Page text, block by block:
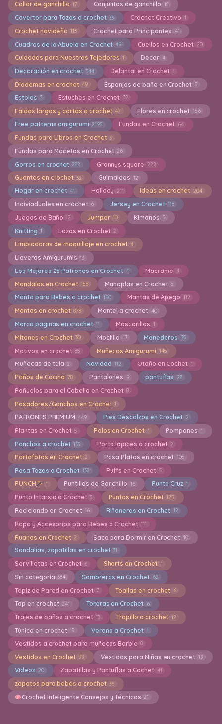
Collar de ganchillo 17 Conjuntos de ganchillo 15
Covertor para Tazas a crochet 33 Crochet Creativo 1
Crochet navideño 113 Crochet para Principantes 41
Cuadros de la Abuela en Crochet 49 Cuellos en Crochet 20
Cuidados para Nuestros Tejedores 1 Decor 4
Decoración en crochet 344 Delantal en Crochet 1
Diademas en crochet 49 Esponjas de baño en Crochet 5
Estolas 3 Estuches en Crochet 32
Faldas largas y cortas a crochet 47 Flores en crochet 156
Free patterns amigurumi 2195 Fundas en Crochet 64
Fundas para Libros en Crochet 3
Fundas para Macetas en Crochet 26
Gorros en crochet 282 Grannys square 222
Guantes en crochet 32 Guirnaldas 12
Hogar en crochet 41 Holiday 211 Ideas en crochet 204
Indiviaduales en crochet 6 Jersey en Crochet 118
Juegos de Baño 12 Jumper 10 Kimonos 5
Knitting 1 Lazos en Crochet 2
Limpiadoras de maquillaje en crochet 4
Llaveros Amigurumis 13
Los Mejores 25 Patrones en Crochet 4 Macrame 4
Mandalas en Crochet 158 Manoplas en Crochet 5
Manta para Bebes a crochet 190 Mantas de Apego 112
Mantas en crochet 878 Mantel a crochet 40
Marca paginas en crochet 11 Mascarillas 1
Mitones en Crochet 30 Mochila 17 Monederos 35
Motivos en crochet 85 Muñecas Amigurumi 145
Muñecas de tela 2 Navidad 112 Otoño en Cochet 1
Paños de Cocina 78 Pantalones 9 pantuflas 28
Pañuelos para el Cabello en Crochet 8
Pasadores/Ganchos en Crochet 1
PATRONES PREMIUM 449 Pies Descalzos en Crochet 2
Plantas en Crochet 5 Polos en Crochet 1 Pompones 1
Ponchos a crochet 135 Porta lapices a crochet 2
Portafotos en Crochet 2 Posa Platos en crochet 105
Posa Tazas a Crochet 132 Puffs en Crochet 5
PUNCH 1 Puntillas de Ganchillo 16 Punto Cruz 1
Punto Intarsia a Crochet 3 Puntos en Crochet 125
Reciclando en Crochet 16 Riñoneras en Crochet 12
Ropa y Accesorios para Bebes a Crochet 111
Ruanas en Crochet 2 Saco para Dormir en Crochet 10
Sandalias, zapatillas en crochet 31
Servilletas en Crochet 6 Shorts en Crochet 1
Sin categoría 384 Sombreros en Crochet 62
Tapiz de Pared en Crochet 7 Toallas en crochet 6
Top en crochet 241 Toreras en Crochet 6
Trajes de baños a crochet 13 Trapillo a crochet 12
Túnica en crochet 15 Verano a Crochet 1
Vestidos a crochet para muñecas Barbie 8
Vestidos en Crochet 99 Vestidos para Niñas en crochet 19
Videos 20 Zapatillas y Pantuflas a Cochet 41
zapatos para bebés a crochet 36
Crochet Inteligente Consejos y Técnicas 21